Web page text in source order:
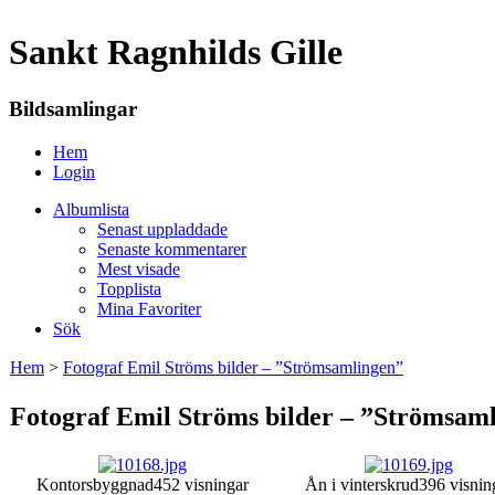
Sankt Ragnhilds Gille
Bildsamlingar
Hem
Login
Albumlista
Senast uppladdade
Senaste kommentarer
Mest visade
Topplista
Mina Favoriter
Sök
Hem > Fotograf Emil Ströms bilder – ”Strömsamlingen”
Fotograf Emil Ströms bilder –
Kontorsbyggnad452 visningar Ån i vinterskrud396